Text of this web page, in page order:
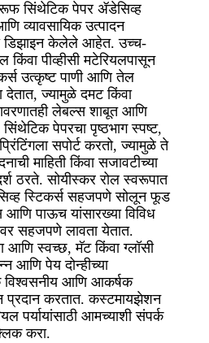
सिंथेटिक पेपर ॲडेसिव्ह
व्यावसायिक उत्पादन
डिझाइन केलेले आहेत. उच्च-
किंवा पीव्हीसी मटेरियलपासून
उत्कृष्ट पाणी आणि तेल
देतात, ज्यामुळे दमट किंवा
लेबल्स शाबूत आणि
सिंथेटिक पेपरचा पृष्ठभाग स्पष्ट,
सपोर्ट करतो, ज्यामुळे ते
माहिती किंवा सजावटीच्या
ठरते. सोयीस्कर रोल स्वरूपात
स्टिकर्स सहजपणे सोलून फूड
पाऊच यांसारख्या विविध
सहजपणे लावता येतात.
स्वच्छ, मॅट किंवा ग्लॉसी
आणि पेय दोन्हीच्या
विश्वसनीय आणि आकर्षक
प्रदान करतात. कस्टमायझेशन
पर्यायांसाठी आमच्याशी संपर्क
करा.